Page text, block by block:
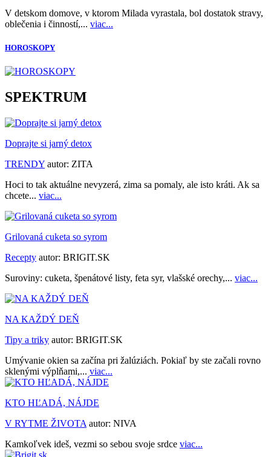
V detskom domove, v ktorom Milada vyrastala, bol dostatok stravy,
oblečenia i činností,... viac...
HOROSKOPY
SPEKTRUM
Doprajte si jarný detox
TRENDY autor: ZITA
Hoci to tak aktuálne nevyzerá, zima sa pomaly, ale isto kráti. Ak sa
chcete... viac...
Grilovaná cuketa so syrom
Recepty autor: BRIGIT.SK
Suroviny: cuketa, špenátové listy, feta syr, vlašské orechy,... viac...
NA KAŽDÝ DEŇ
Tipy a triky autor: BRIGIT.SK
Umývanie okien sa začína pri žalúziách. Pokiaľ by ste začali rovno
sklenými výplňami,... viac...
KTO HĽADÁ, NÁJDE
V RYTME ŽIVOTA autor: NIVA
Kamkoľvek ideš, vezmi so sebou svoje srdce viac...